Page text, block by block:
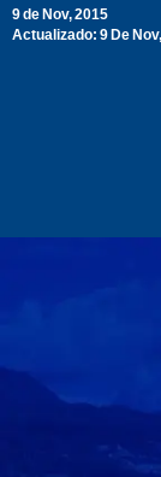
9 de Nov, 2015
Actualizado: 9 De